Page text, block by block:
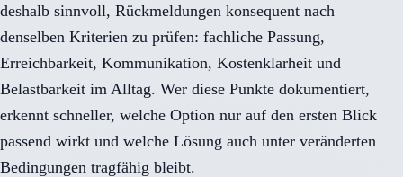
deshalb sinnvoll, Rückmeldungen konsequent nach
denselben Kriterien zu prüfen: fachliche Passung,
Erreichbarkeit, Kommunikation, Kostenklarheit und
Belastbarkeit im Alltag. Wer diese Punkte dokumentiert,
erkennt schneller, welche Option nur auf den ersten Blick
passend wirkt und welche Lösung auch unter veränderten
Bedingungen tragfähig bleibt.